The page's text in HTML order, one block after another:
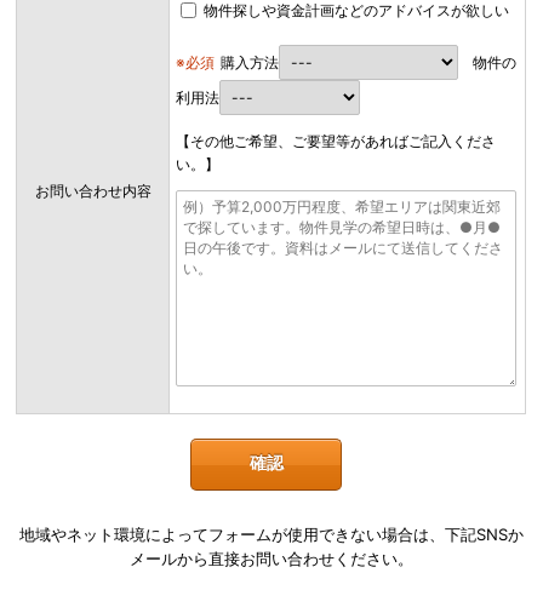
お問い合わせ内容
物件探しや資金計画などのアドバイスが欲しい
※必須 購入方法
物件の
利用法
【その他ご希望、ご要望等があればご記入くださ
い。】
地域やネット環境によってフォームが使用できない場合は、下記SNSか
メールから直接お問い合わせください。